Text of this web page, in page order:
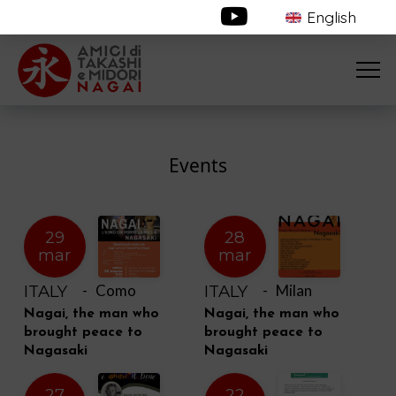
English
Events
29
mar
ITALY
- Como
Nagai, the man who
brought peace to
Nagasaki
28
mar
ITALY
- Milan
Nagai, the man who
brought peace to
Nagasaki